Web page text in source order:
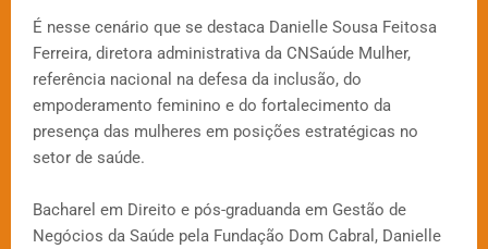
É nesse cenário que se destaca Danielle Sousa Feitosa
Ferreira, diretora administrativa da CNSaúde Mulher,
referência nacional na defesa da inclusão, do
empoderamento feminino e do fortalecimento da
presença das mulheres em posições estratégicas no
setor de saúde.
Bacharel em Direito e pós-graduanda em Gestão de
Negócios da Saúde pela Fundação Dom Cabral, Danielle